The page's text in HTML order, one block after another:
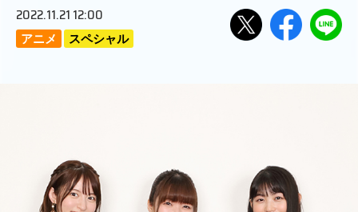
2022.11.21 12:00
アニメ スペシャル